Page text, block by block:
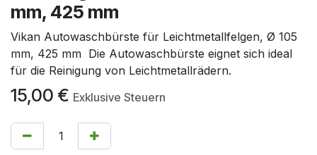
mm, 425 mm
Vikan Autowaschbürste für Leichtmetallfelgen, Ø 105
mm, 425 mm Die Autowaschbürste eignet sich ideal
für die Reinigung von Leichtmetallrädern.
15,00 € Exklusive Steuern